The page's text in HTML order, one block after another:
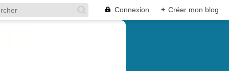
Connexion + Créer mon blog